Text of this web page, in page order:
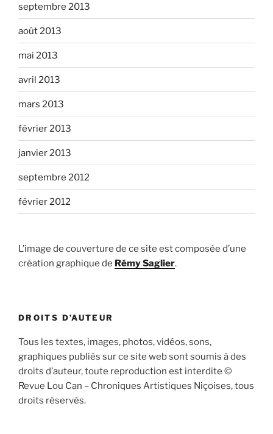
septembre 2013
août 2013
mai 2013
avril 2013
mars 2013
février 2013
janvier 2013
septembre 2012
février 2012
L’image de couverture de ce site est composée d’une
création graphique de Rémy Saglier.
DROITS D’AUTEUR
Tous les textes, images, photos, vidéos, sons,
graphiques publiés sur ce site web sont soumis à des
droits d’auteur, toute reproduction est interdite ©
Revue Lou Can – Chroniques Artistiques Niçoises, tous
droits réservés.